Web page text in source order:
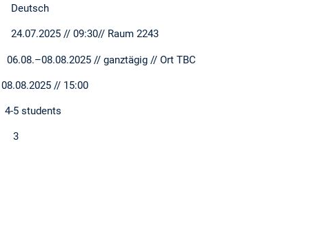
// 09:30// Raum 2243
// ganztägig // Ort TBC
// 15:00
students